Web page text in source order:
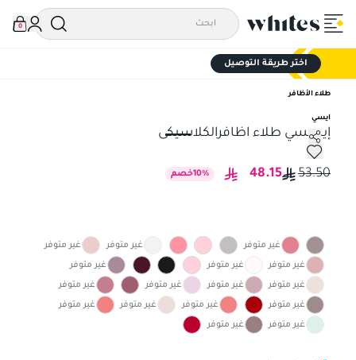
0
اختر طريقة التوصيل
طلاء الأظافر
ايسي
إيسسي طلاء اظافرالكلاسيكى
إيسسي طلاء اظافرالكلاسيكى
53.50
48.15
10% خصم
غير متوفر غير متوفر غير متوفر
غير متوفر غير متوفر غير متوفر
غير متوفر غير متوفر غير متوفر غير متوفر
غير متوفر غير متوفر غير متوفر غير متوفر
غير متوفر غير متوفر